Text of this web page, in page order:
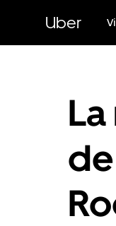
contenido
principal
Uber